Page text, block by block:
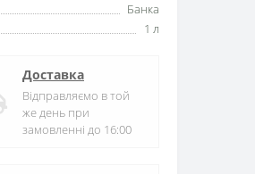
Банка
1 л
Доставка
Відправляємо в той
же день при
замовленні до 16:00